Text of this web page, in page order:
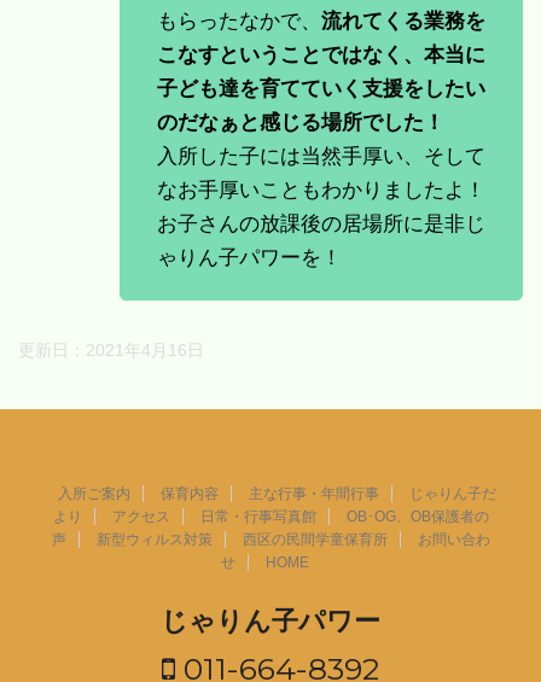
もらったなかで、 流れてくる業務を
こなすということではなく、本当に
子ども達を育てていく支援をしたい
のだなぁと感じる場所でした！
入所した子には当然手厚い、そして
なお手厚いこともわかりましたよ！
お子さんの放課後の居場所に是非じ
ゃりん子パワーを！
更新日： 2021年4月16日
入所ご案内 保育内容 主な行事・年間行事
じゃりん子だ
より
アクセス 日常・行事写真館
OB･OG、OB保護者の
声
新型ウィルス対策 西区の民間学童保育所
お問い合わ
せ
HOME
じゃりん子パワー
011-664-8392